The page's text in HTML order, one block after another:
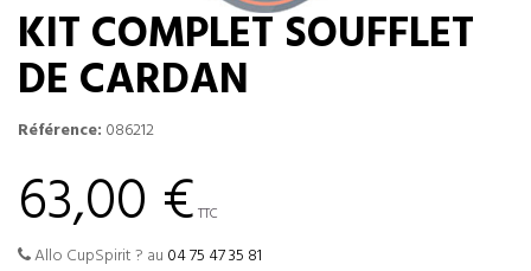
KIT COMPLET SOUFFLET
DE CARDAN
Référence: 086212
63,00 € TTC
Allo CupSpirit ? au 04 75 47 35 81